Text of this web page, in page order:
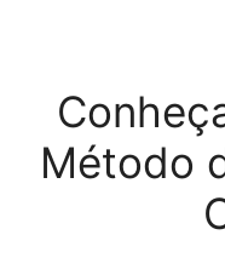
Método